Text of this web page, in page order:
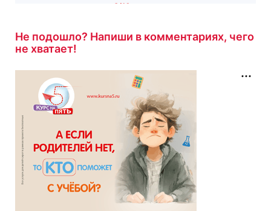
8/10
Не подошло? Напиши в комментариях, чего
не хватает!